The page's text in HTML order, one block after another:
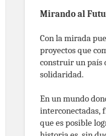
Mirando al
Con la mirada
proyectos que
construir un país
solidaridad.
En un mundo
interconectadas,
que es posible